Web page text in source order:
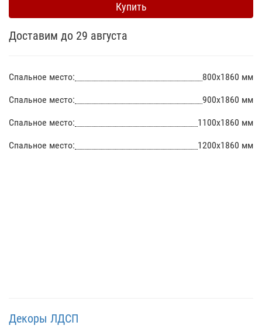
Купить
Доставим до 29 августа
Спальное место: 800х1860 мм
Спальное место: 900х1860 мм
Спальное место: 1100х1860 мм
Спальное место: 1200х1860 мм
Декоры ЛДСП